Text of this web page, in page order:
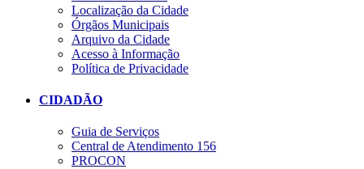
Localização da Cidade
Órgãos Municipais
Arquivo da Cidade
Acesso à Informação
Política de Privacidade
CIDADÃO
Guia de Serviços
Central de Atendimento 156
PROCON